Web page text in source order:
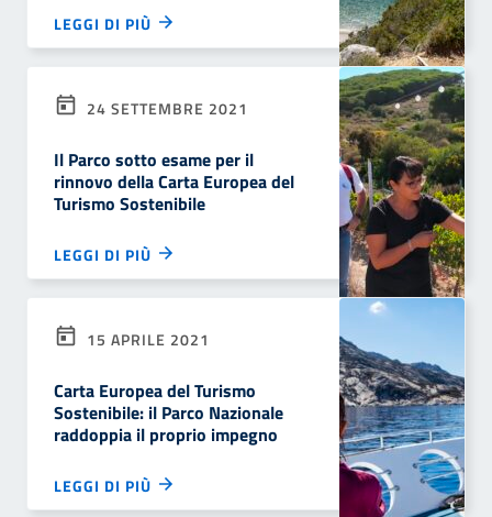
LEGGI DI PIÙ
24 SETTEMBRE 2021
Il Parco sotto esame per il
rinnovo della Carta Europea del
Turismo Sostenibile
LEGGI DI PIÙ
15 APRILE 2021
Carta Europea del Turismo
Sostenibile: il Parco Nazionale
raddoppia il proprio impegno
LEGGI DI PIÙ